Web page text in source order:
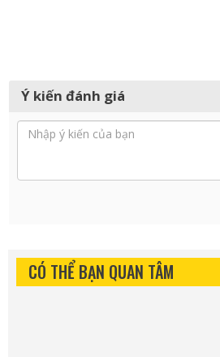
Ý kiến đánh giá
CÓ THỂ BẠN QUAN TÂM